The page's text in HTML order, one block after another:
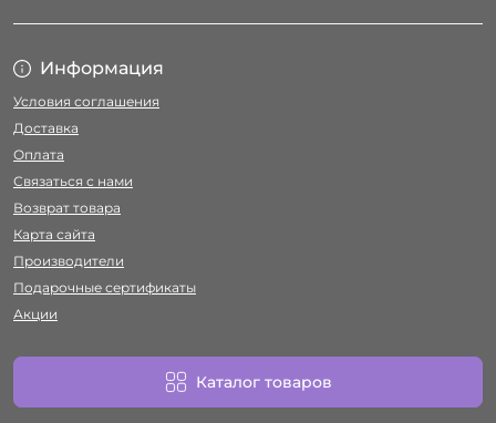
Информация
Условия соглашения
Доставка
Оплата
Связаться с нами
Возврат товара
Карта сайта
Производители
Подарочные сертификаты
Акции
Каталог товаров